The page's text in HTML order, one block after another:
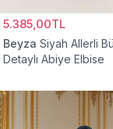
5.385,00TL
Beyza Siyah Allerli
Detaylı Abiye Elbise